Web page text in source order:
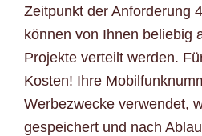
Zeitpunkt der Anforderung
können von Ihnen beliebig
Projekte verteilt werden.
Kosten! Ihre
Werbezwecke verwendet,
gespeichert und nach